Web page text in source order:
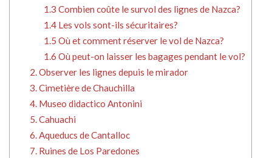
1.3 Combien coûte le survol des lignes de Nazca?
1.4 Les vols sont-ils sécuritaires?
1.5 Où et comment réserver le vol de Nazca?
1.6 Où peut-on laisser les bagages pendant le vol?
2. Observer les lignes depuis le mirador
3. Cimetière de Chauchilla
4. Museo didactico Antonini
5. Cahuachi
6. Aqueducs de Cantalloc
7. Ruines de Los Paredones